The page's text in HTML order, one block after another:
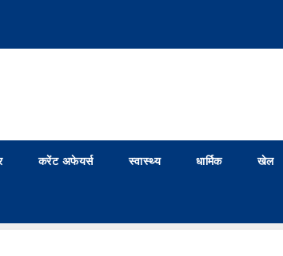
करेंट अफेयर्स स्वास्थ्य धार्मिक खेल